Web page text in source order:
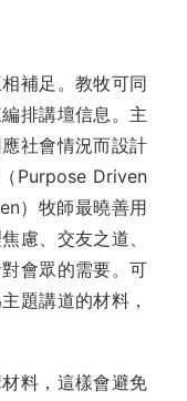
補足。教牧可同
排講壇信息。主
社會情況而設計
Purpose Driven
）牧師最曉善用
慮、交友之道、
會眾的需要。可
題講道的材料，
料，這樣會避免